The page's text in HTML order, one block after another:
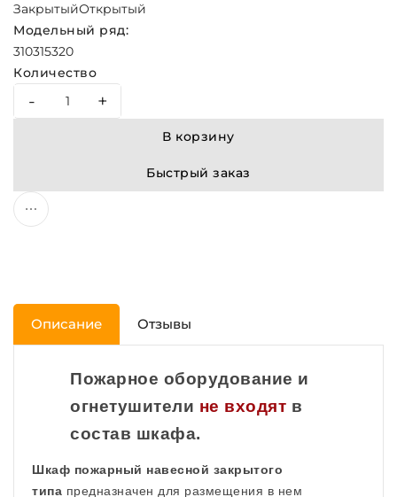
ЗакрытыйОткрытый
Модельный ряд:
310315320
Количество
- +
В корзину
Быстрый заказ
Описание Отзывы
Пожарное оборудование и
огнетушители не входят в
состав шкафа.
Шкаф пожарный навесной закрытого
типа предназначен для размещения в нем